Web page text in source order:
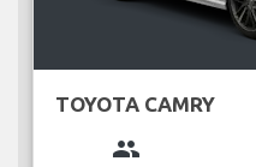
TOYOTA CAMRY
group